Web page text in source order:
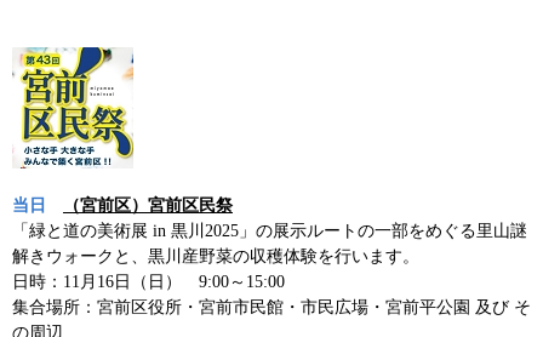
当日
（宮前区）宮前区民祭
「緑と道の美術展 in 黒川2025」の展示ルートの一部をめぐる里山謎
解きウォークと、黒川産野菜の収穫体験を行います。
日時：11月16日（日） 9:00～15:00
集合場所：宮前区役所・宮前市民館・市民広場・宮前平公園 及び そ
の周辺